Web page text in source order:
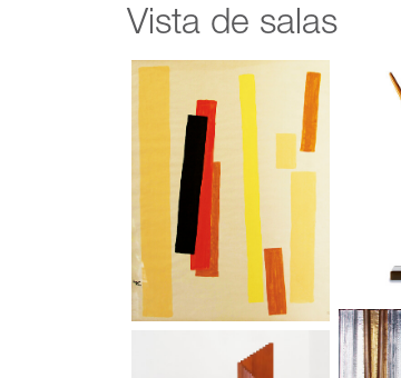
Vista de salas